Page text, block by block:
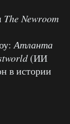
The Newroom
Атланта
(ИИ
в истории